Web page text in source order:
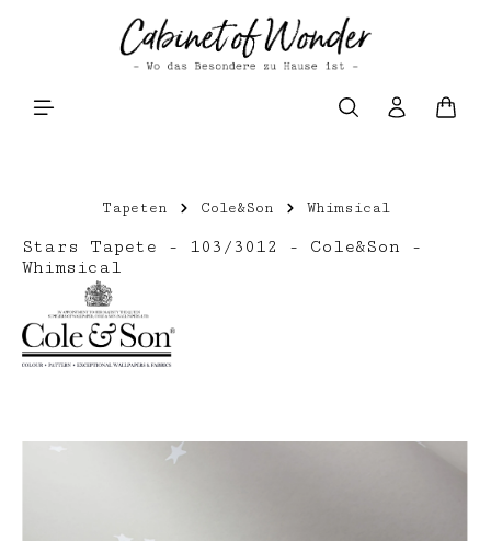
Zum Hauptinhalt springen
Tapeten Cole&Son Whimsical
Stars Tapete - 103/3012 - Cole&Son -
Whimsical